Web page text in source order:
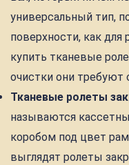
универсальный тип,
поверхности, как
купить тканевые
очистки они требуют
Тканевые ролеты
называются
коробом под цвет
выглядят ролеты